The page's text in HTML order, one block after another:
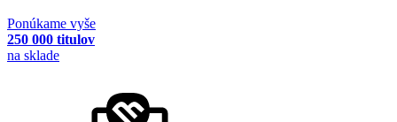
Ponúkame vyše
250 000 titulov
na sklade